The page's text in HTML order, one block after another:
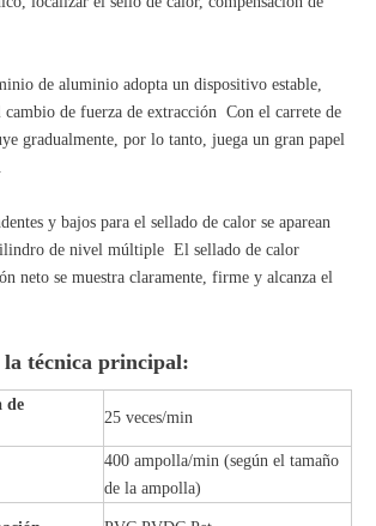
de aluminio adopta un dispositivo estable,
cambio de fuerza de extracción Con el carrete de
gradualmente, por lo tanto, juega un gran papel
y bajos para el sellado de calor se aparean
de nivel múltiple El sellado de calor
neto se muestra claramente, firme y alcanza el
la técnica principal:
de
25 veces/min
400 ampolla/min (según el tamaño
de la ampolla)